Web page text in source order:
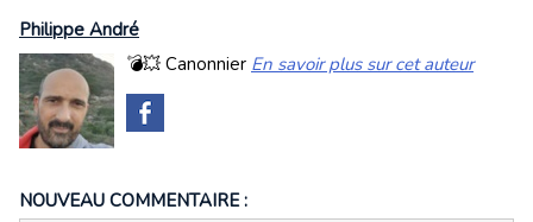
Philippe André
💣💥 Canonnier En savoir plus sur cet auteur
NOUVEAU COMMENTAIRE :